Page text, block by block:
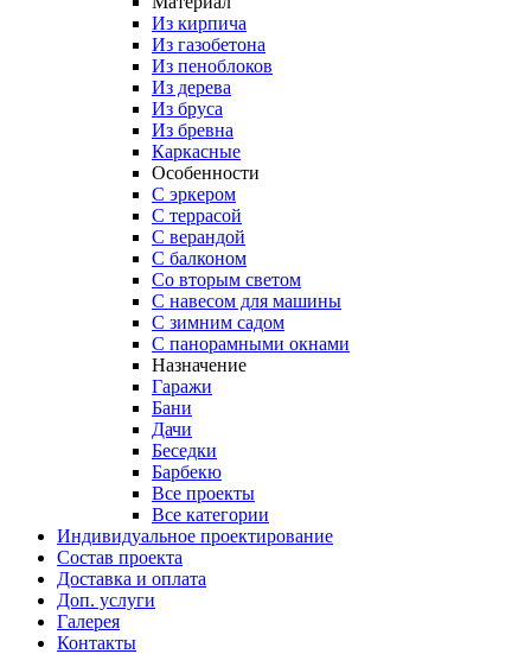
Из кирпича
Из газобетона
Из пеноблоков
Из дерева
Из бруса
Из бревна
Каркасные
Особенности
С эркером
С террасой
С верандой
С балконом
Со вторым светом
С навесом для машины
С зимним садом
С панорамными окнами
Назначение
Гаражи
Бани
Дачи
Беседки
Барбекю
Все проекты
Все категории
Индивидуальное проектирование
Состав проекта
Доставка и оплата
Доп. услуги
Галерея
Контакты